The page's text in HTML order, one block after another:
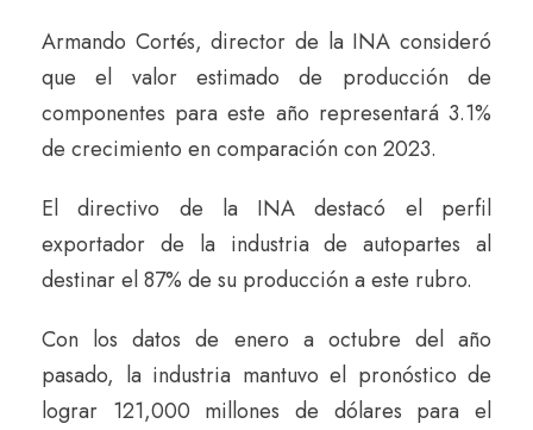
Armando Cortés, director de la INA consideró
que el valor estimado de producción de
componentes para este año representará 3.1%
de crecimiento en comparación con 2023.
El directivo de la INA destacó el perfil
exportador de la industria de autopartes al
destinar el 87% de su producción a este rubro.
Con los datos de enero a octubre del año
pasado, la industria mantuvo el pronóstico de
lograr 121,000 millones de dólares para el